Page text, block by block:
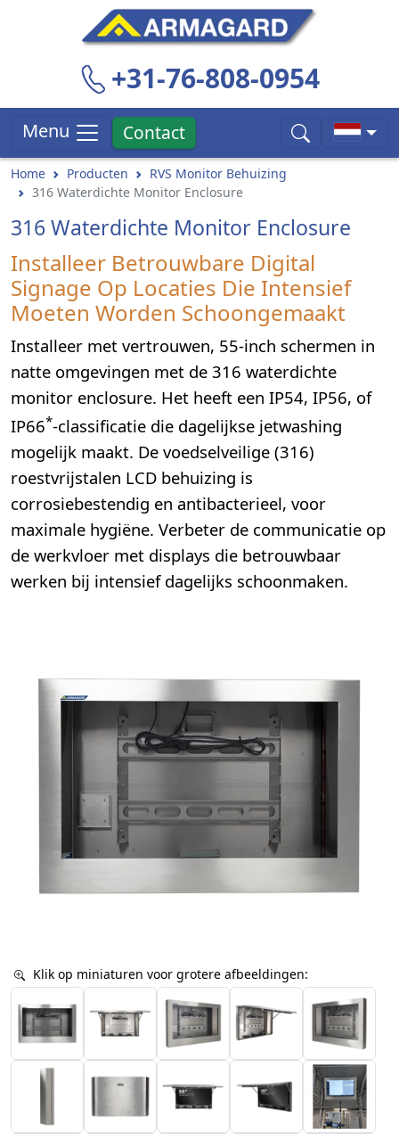
+31-76-808-0954
Menu Contact
Home Producten
RVS Monitor Behuizing
316 Waterdichte Monitor Enclosure
316 Waterdichte Monitor Enclosure
Installeer Betrouwbare Digital
Signage Op Locaties Die Intensief
Moeten Worden Schoongemaakt
Installeer met vertrouwen, 55-inch schermen in
natte omgevingen met de 316 waterdichte
monitor enclosure. Het heeft een IP54, IP56, of
IP66*-classificatie die dagelijkse jetwashing
mogelijk maakt. De voedselveilige (316)
roestvrijstalen LCD behuizing is
corrosiebestendig en antibacterieel, voor
maximale hygiëne. Verbeter de communicatie op
de werkvloer met displays die betrouwbaar
werken bij intensief dagelijks schoonmaken.
Klik op miniaturen voor grotere afbeeldingen: